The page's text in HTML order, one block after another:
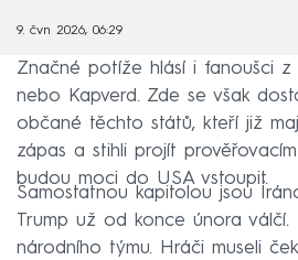
9. čvn 2026, 06:29
Značné potíže hlásí i fanoušci z
nebo Kapverd. Zde se však
občané těchto států, kteří již
zápas a stihli projít prověřovacím
budou moci do USA vstoupit.
Samostatnou kapitolou jsou
Trump už od konce února válčí.
národního týmu. Hráči museli